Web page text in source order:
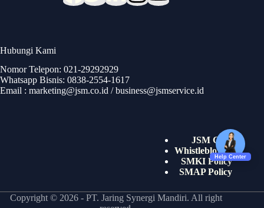
Hubungi Kami
Nomor Telepon: 021-29292929
Whatsapp Bisnis: 0838-2554-1617
Email : marketing@jsm.co.id / business@jsmservice.id
JSM CSR
Whistleblower
SMKI Policy
SMAP Policy
Copyright © 2026 - PT. Jaring Synergi Mandiri. All right